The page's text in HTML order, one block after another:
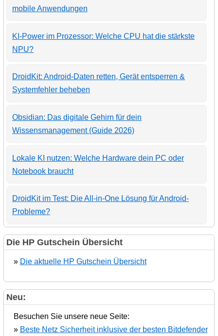
mobile Anwendungen
KI-Power im Prozessor: Welche CPU hat die stärkste
NPU?
DroidKit: Android-Daten retten, Gerät entsperren &
Systemfehler beheben
Obsidian: Das digitale Gehirn für dein
Wissensmanagement (Guide 2026)
Lokale KI nutzen: Welche Hardware dein PC oder
Notebook braucht
DroidKit im Test: Die All-in-One Lösung für Android-
Probleme?
Die HP Gutschein Übersicht
» Die aktuelle HP Gutschein Übersicht
Neu:
Besuchen Sie unsere neue Seite:
» Beste Netz Sicherheit inklusive der besten Bitdefender